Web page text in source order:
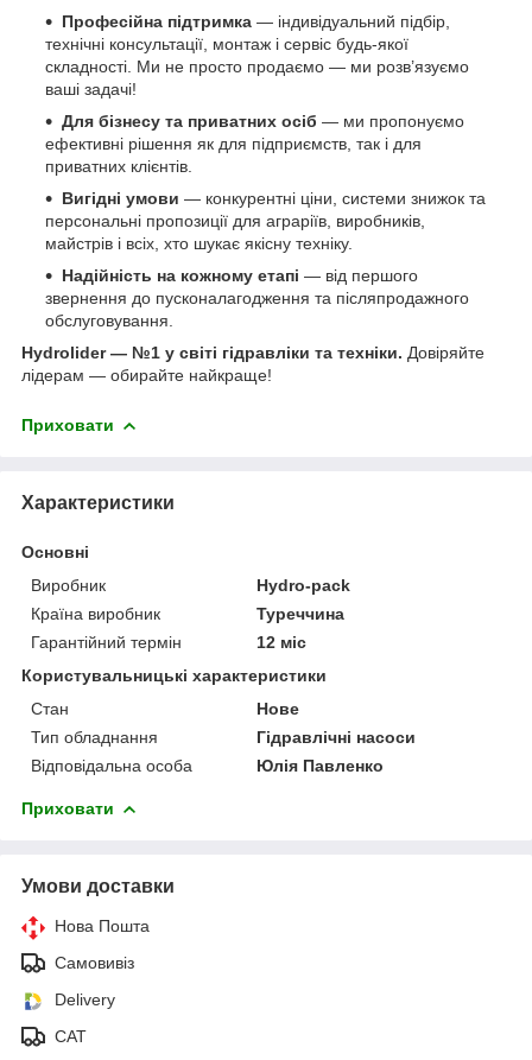
Професійна підтримка — індивідуальний підбір,
технічні консультації, монтаж і сервіс будь-якої
складності. Ми не просто продаємо — ми розв’язуємо
ваші задачі!
Для бізнесу та приватних осіб — ми пропонуємо
ефективні рішення як для підприємств, так і для
приватних клієнтів.
Вигідні умови — конкурентні ціни, системи знижок та
персональні пропозиції для аграріїв, виробників,
майстрів і всіх, хто шукає якісну техніку.
Надійність на кожному етапі — від першого
звернення до пусконалагодження та післяпродажного
обслуговування.
Hydrolider — №1 у світі гідравліки та техніки. Довіряйте
лідерам — обирайте найкраще!
Приховати
Характеристики
Основні
Виробник
Hydro-pack
Країна виробник
Туреччина
Гарантійний термін
12 міс
Користувальницькі характеристики
Стан
Нове
Тип обладнання
Гідравлічні насоси
Відповідальна особа
Юлія Павленко
Приховати
Умови доставки
Нова Пошта
Самовивіз
Delivery
САТ